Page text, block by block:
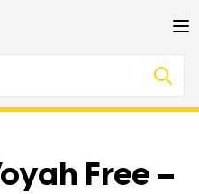
Free –